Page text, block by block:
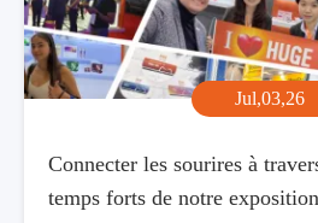
Jul,03,26
Connecter les sourires à
temps forts de notre